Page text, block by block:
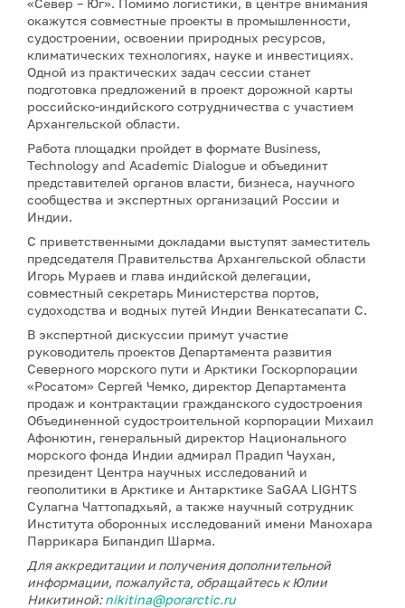
окажутся совместные проекты в промышленности,
судостроении, освоении природных ресурсов,
климатических технологиях, науке и инвестициях.
Одной из практических задач сессии станет
подготовка предложений в проект дорожной карты
российско-индийского сотрудничества с участием
Архангельской области.
Работа площадки пройдет в формате Business,
Technology and Academic Dialogue и объединит
представителей органов власти, бизнеса, научного
сообщества и экспертных организаций России и
Индии.
С приветственными докладами выступят заместитель
председателя Правительства Архангельской области
Игорь Мураев и глава индийской делегации,
совместный секретарь Министерства портов,
судоходства и водных путей Индии Венкатесапати С.
В экспертной дискуссии примут участие
руководитель проектов Департамента развития
Северного морского пути и Арктики Госкорпорации
«Росатом» Сергей Чемко, директор Департамента
продаж и контрактации гражданского судостроения
Объединенной судостроительной корпорации Михаил
Афонютин, генеральный директор Национального
морского фонда Индии адмирал Прадип Чаухан,
президент Центра научных исследований и
геополитики в Арктике и Антарктике SaGAA LIGHTS
Сулагна Чаттопадхьяй, а также научный сотрудник
Института оборонных исследований имени Манохара
Паррикара Бипандип Шарма.
Для аккредитации и получения дополнительной
информации, пожалуйста, обращайтесь к Юлии
Никитиной:nikitina@porarctic.ru